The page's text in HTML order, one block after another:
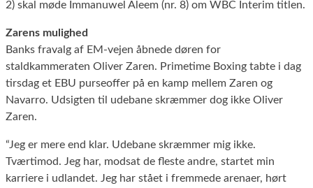
2) skal møde Immanuwel Aleem (nr. 8) om WBC Interim titlen.
Zarens mulighed
Banks fravalg af EM-vejen åbnede døren for
staldkammeraten Oliver Zaren. Primetime Boxing tabte i dag
tirsdag et EBU purseoffer på en kamp mellem Zaren og
Navarro. Udsigten til udebane skræmmer dog ikke Oliver
Zaren.
“Jeg er mere end klar. Udebane skræmmer mig ikke.
Tværtimod. Jeg har, modsat de fleste andre, startet min
karriere i udlandet. Jeg har stået i fremmede arenaer, hørt